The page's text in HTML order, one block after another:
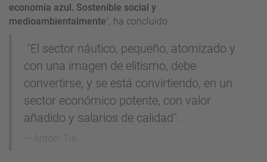
economía azul. Sostenible social y
medioambientalmente", ha concluido.
"El sector náutico, pequeño, atomizado y
con una imagen de elitismo, debe
convertirse, y se está convirtiendo, en un
sector económico potente, con valor
añadido y salarios de calidad".